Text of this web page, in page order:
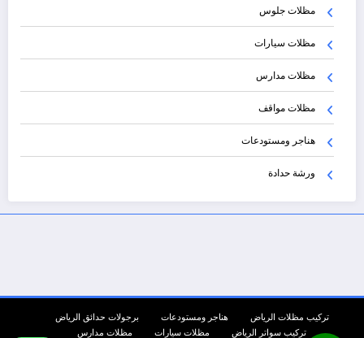
مظلات جلوس
مظلات سيارات
مظلات مدارس
مظلات مواقف
هناجر ومستودعات
ورشة حدادة
تركيب مظلات الرياض هناجر ومستودعات
برجولات حدائق الرياض
تركيب سواتر الرياض
مظلات سيارات مظلات مدارس